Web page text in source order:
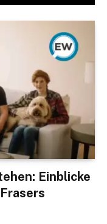
Einblicke